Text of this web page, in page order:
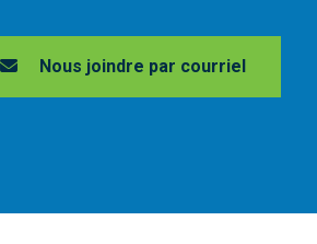
Nous joindre par courriel